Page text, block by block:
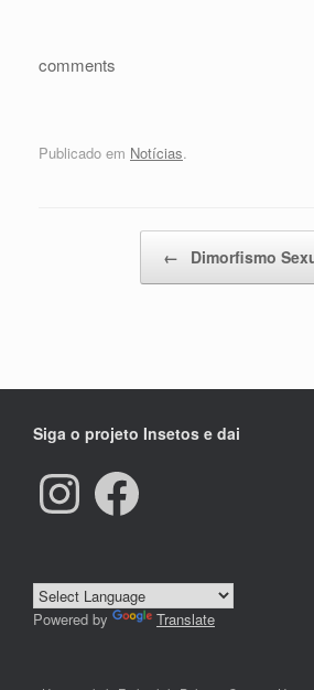
comments
Publicado em Notícias.
← Dimorfismo
Siga o projeto Insetos e dai
Instagram Facebook
Powered by Translate